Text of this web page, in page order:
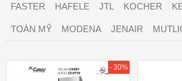
FASTER HAFELE JTL KOCHER
TOÀN MỸ MODENA JENAIR
- 30%